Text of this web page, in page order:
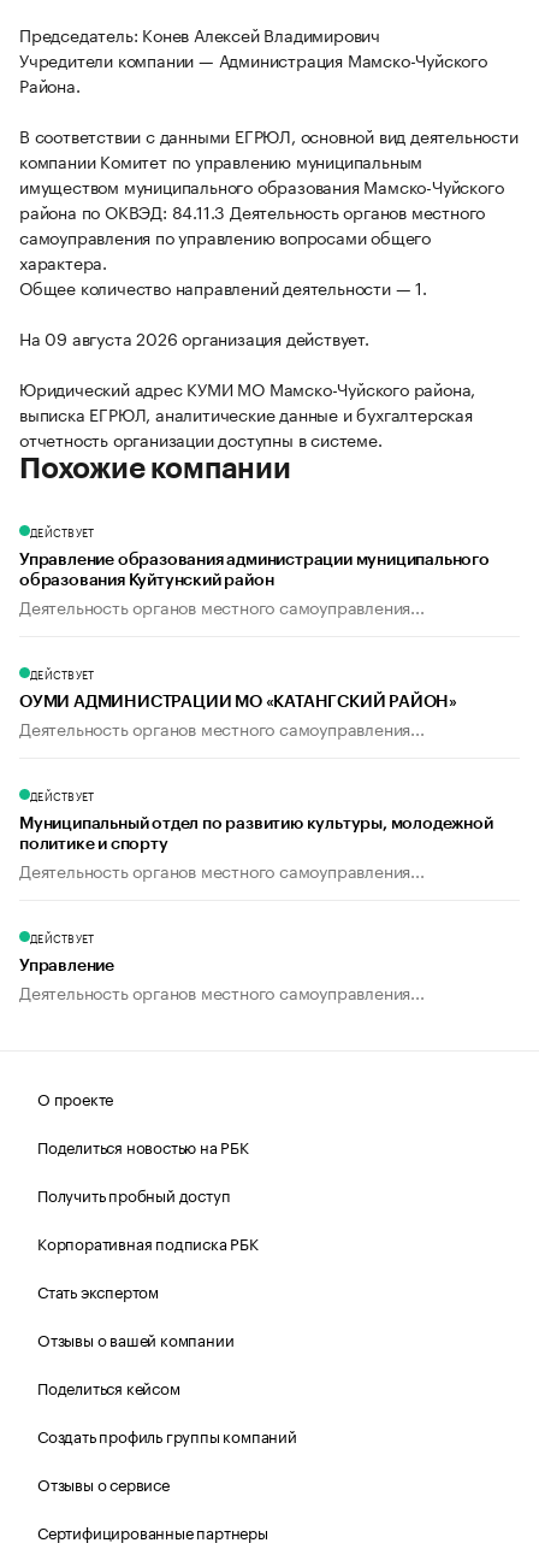
Председатель: Конев Алексей Владимирович
Учредители компании — Администрация Мамско-Чуйского
Района.
В соответствии с данными ЕГРЮЛ, основной вид деятельности
компании Комитет по управлению муниципальным
имуществом муниципального образования Мамско-Чуйского
района по ОКВЭД: 84.11.3 Деятельность органов местного
самоуправления по управлению вопросами общего
характера.
Общее количество направлений деятельности — 1.
На 09 августа 2026 организация действует.
Юридический адрес КУМИ МО Мамско-Чуйского района,
выписка ЕГРЮЛ, аналитические данные и бухгалтерская
отчетность организации доступны в системе.
Похожие компании
ДЕЙСТВУЕТ
Управление образования администрации муниципального
образования Куйтунский район
Деятельность органов местного самоуправления...
ДЕЙСТВУЕТ
ОУМИ АДМИНИСТРАЦИИ МО «КАТАНГСКИЙ РАЙОН»
Деятельность органов местного самоуправления...
ДЕЙСТВУЕТ
Муниципальный отдел по развитию культуры, молодежной
политике и спорту
Деятельность органов местного самоуправления...
ДЕЙСТВУЕТ
Управление
Деятельность органов местного самоуправления...
О проекте
Поделиться новостью на РБК
Получить пробный доступ
Корпоративная подписка РБК
Стать экспертом
Отзывы о вашей компании
Поделиться кейсом
Создать профиль группы компаний
Отзывы о сервисе
Сертифицированные партнеры